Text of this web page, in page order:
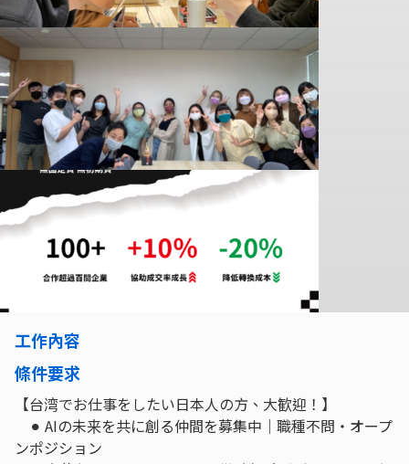
工作內容
條件要求
【台湾でお仕事をしたい日本人の方、大歓迎！】
⚫︎ AIの未来を共に創る仲間を募集中｜職種不問・オープ
ンポジション